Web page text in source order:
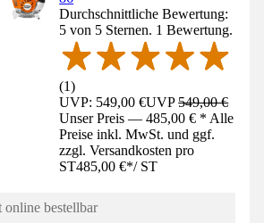
Durchschnittliche Bewertung:
5 von 5 Sternen. 1 Bewertung.
(1)
UVP: 549,00 €UVP549,00 €
Unser Preis — 485,00 € * Alle
Preise inkl. MwSt. und ggf.
zzgl. Versandkosten pro
ST485,00 €*/ ST
bestellbar